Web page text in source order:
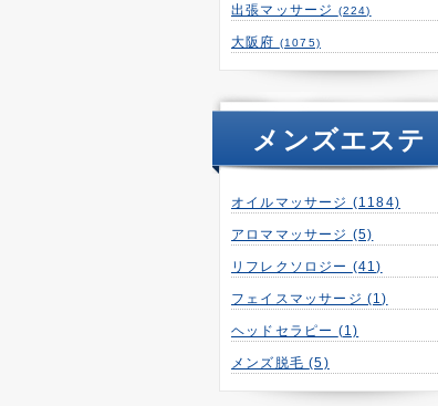
出張マッサージ (224)
大阪府 (1075)
メンズエステ
オイルマッサージ (1184)
アロママッサージ (5)
リフレクソロジー (41)
フェイスマッサージ (1)
ヘッドセラピー (1)
メンズ脱毛(5)